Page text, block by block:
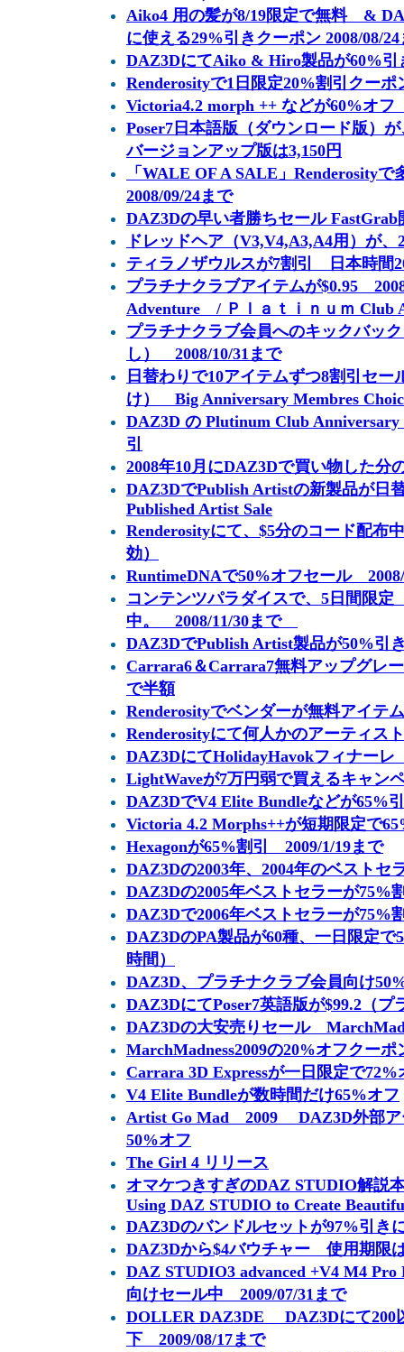
Aiko4 用の髪が8/19限定で無料 &
に使える29%引きクーポン 2008/08/24
DAZ3DにてAiko & Hiro製品が60%
Renderosityで1日限定20%割引クー
Victoria4.2 morph ++ などが60%オ
Poser7日本語版（ダウンロード版）
バージョンアップ版は3,150円
「WALE OF A SALE」Renderosity
2008/09/24まで
DAZ3Dの早い者勝ちセール FastGrab
ドレッドヘア（V3,V4,A3,A4用）が、
ティラノザウルスが7割引 日本時間
プラチナクラブアイテムが$0.95
Adventure / Ｐｌａｔｉｎｕｍ Club
プラチナクラブ会員へのキックバッ
し） 2008/10/31まで
日替わりで10アイテムずつ8割引セ
け） Big Anniversary Membres
DAZ3D の Plutinum Club Anniversary
引
2008年10月にDAZ3Dで買い物した分
DAZ3DでPublish Artistの新製品が
Published Artist Sale
Renderosityにて、$5分のコード配布
効）
RuntimeDNAで50%オフセール
コンテンツパラダイスで、5日間限
中。 2008/11/30まで
DAZ3DでPublish Artist製品が50%引
Carrara6＆Carrara7無料アップグレ
で半額
Renderosityでベンダーが無料アイテ
Renderosityにて何人かのアーティス
DAZ3DにてHolidayHavokフィナー
LightWaveが7万円弱で買えるキャン
DAZ3DでV4 Elite Bundleなどが65%
Victoria 4.2 Morphs++が短期限定で
Hexagonが65%割引 2009/1/19まで
DAZ3Dの2003年、2004年のベストセ
DAZ3Dの2005年ベストセラーが75%
DAZ3Dで2006年ベストセラーが75%
DAZ3DのPA製品が60種、一日限定
時間）
DAZ3D、プラチナクラブ会員向け
DAZ3DにてPoser7英語版が$99.2（プ
DAZ3Dの大安売りセール
MarchMadness2009の20%オフクーポ
Carrara 3D Expressが一日限定で72%
V4 Elite Bundleが数時間だけ65%オフ
Artist Go Mad 2009 DAZ3D外部ア
50%オフ
The Girl 4 リリース
オマケつきすぎのDAZ STUDIO解説
Using DAZ STUDIO to Create
DAZ3Dのバンドルセットが97%引き
DAZ3Dから$4バウチャー 使用期限
DAZ STUDIO3 advanced +V4 M4
向けセール中 2009/07/31まで
DOLLER DAZ3DE DAZ3Dにて200
下 2009/08/17まで